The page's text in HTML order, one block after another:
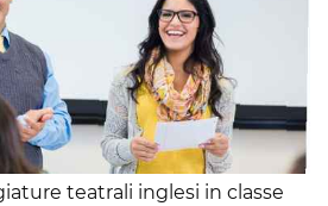
teatrali inglesi in classe